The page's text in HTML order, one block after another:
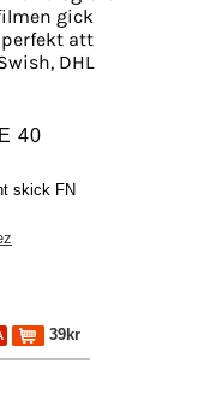
gick
att
DHL
40
skick FN
39kr